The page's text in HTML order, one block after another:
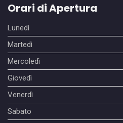
Orari di Apertura
Lunedì
Martedì
Mercoledì
Giovedì
Venerdì
Sabato